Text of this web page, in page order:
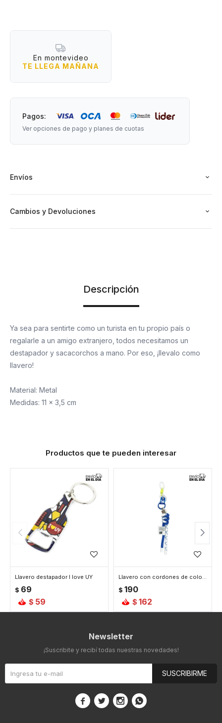
En montevideo
TE LLEGA MAÑANA
Pagos:
Ver opciones de pago y planes de cuotas
Envíos
Cambios y Devoluciones
Descripción
Ya sea para sentirte como un turista en tu propio país o
regalarle a un amigo extranjero, todos necesitamos un
destapador y sacacorchos a mano. Por eso, ¡llevalo como
llavero!
Material: Metal
Medidas: 11 x 3,5 cm
Productos que te pueden interesar
Llavero destapador I love UY
$ 69
$ 59
Llavero con cordones de colores - Azul
$ 190
$ 162
Newsletter
¡Suscribite y recibí todas nuestras novedades!
SUSCRIBIRME
   